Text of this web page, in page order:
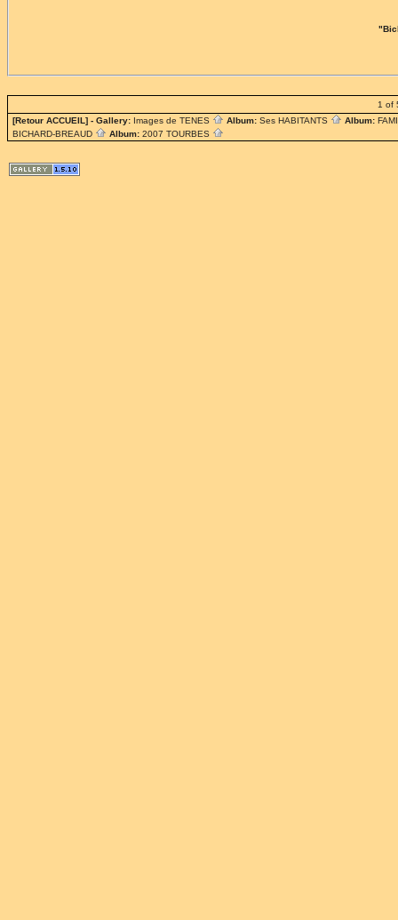
1 of
[Retour ACCUEIL] - Gallery: Images de TENES Album: Ses HABITANTS Album:
BICHARD-BREAUD
Album: 2007 TOURBES